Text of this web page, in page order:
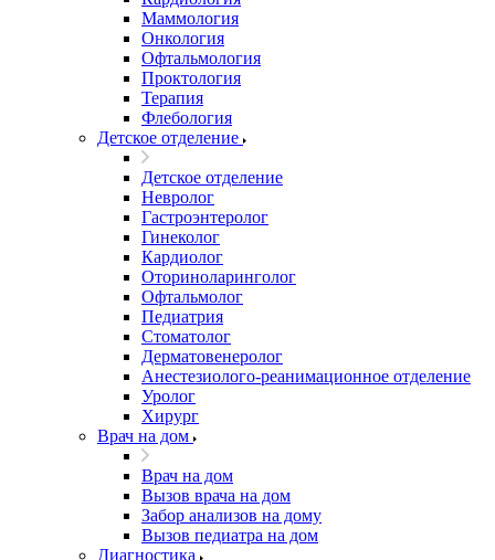
Маммология
Онкология
Офтальмология
Проктология
Терапия
Флебология
Детское отделение
Детское отделение
Невролог
Гастроэнтеролог
Гинеколог
Кардиолог
Оториноларинголог
Офтальмолог
Педиатрия
Стоматолог
Дерматовенеролог
Анестезиолого-реанимационное отделение
Уролог
Хирург
Врач на дом
Врач на дом
Вызов врача на дом
Забор анализов на дому
Вызов педиатра на дом
Диагностика